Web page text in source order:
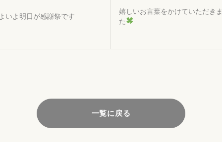
いよ明日が感謝祭です
嬉しいお言葉をかけていただき
た
一覧に戻る